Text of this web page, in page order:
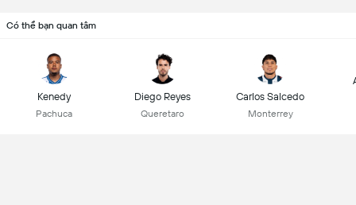
Có thể bạn quan tâm
Kenedy
Pachuca
Diego Reyes
Queretaro
Carlos Salcedo
Monterrey